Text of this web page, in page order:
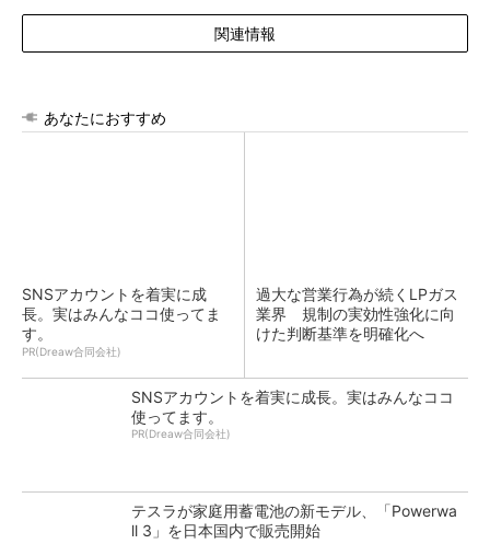
関連情報
あなたにおすすめ
SNSアカウントを着実に成
長。実はみんなココ使ってま
す。
PR(Dreaw合同会社)
過大な営業行為が続くLPガス
業界 規制の実効性強化に向
けた判断基準を明確化へ
SNSアカウントを着実に成長。実はみんなココ
使ってます。
PR(Dreaw合同会社)
テスラが家庭用蓄電池の新モデル、「Powerwa
ll 3」を日本国内で販売開始